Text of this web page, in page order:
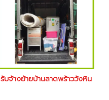
รับจ้างย้ายบ้านลาดพร้าววังหิน